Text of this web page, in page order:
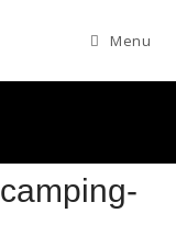
Menu